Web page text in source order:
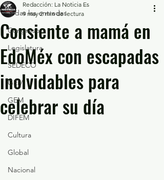
Todas las entradas
Congreso
Legislatura
SEDECO
GEM
GEM
DIFEM
Cultura
Global
Nacional
Consiente a mamá en
EdoMéx con escapadas
inolvidables para
celebrar su día
Redacción: La Noticia Es
9 may 2 min de lectura